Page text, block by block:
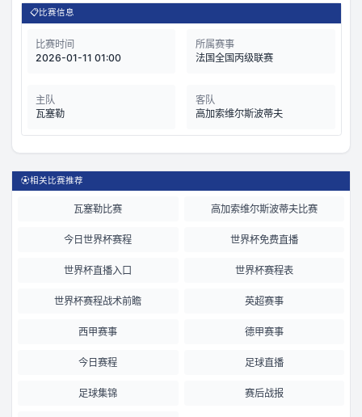
📋比赛信息
比赛时间
2026-01-11 01:00
所属赛事
法国全国丙级联赛
主队
瓦塞勒
客队
高加索维尔斯波蒂夫
⚽相关比赛推荐
瓦塞勒比赛 高加索维尔斯波蒂夫比赛
今日世界杯赛程 世界杯免费直播
世界杯直播入口 世界杯赛程表
世界杯赛程战术前瞻 英超赛事
西甲赛事 德甲赛事
今日赛程 足球直播
足球集锦 赛后战报